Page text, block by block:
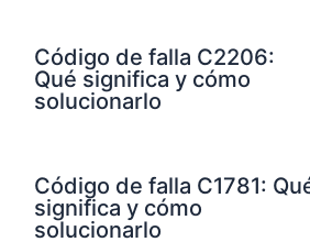
Código de falla C2206:
Qué significa y cómo
solucionarlo
Código de falla C1781:
significa y cómo
solucionarlo